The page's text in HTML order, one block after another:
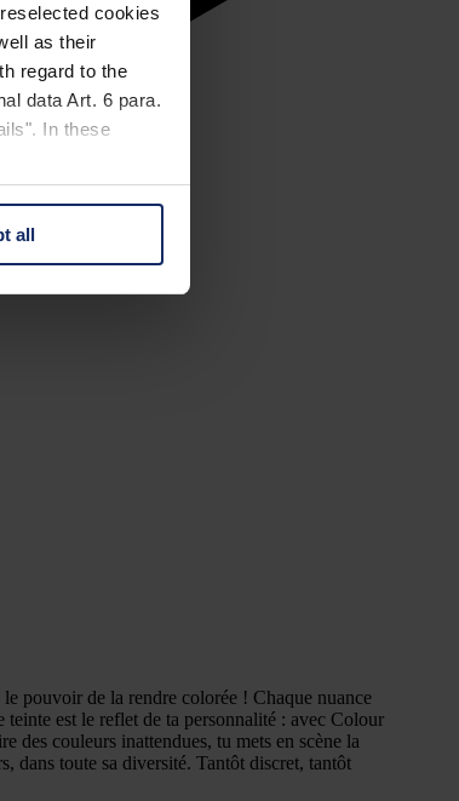
cookies
as their
regard to the
data Art. 6 para.
In these
mind by clicking
all
pouvoir de la rendre colorée ! Chaque nuance
teinte est le reflet de ta personnalité : avec Colour
des couleurs inattendues, tu mets en scène la
dans toute sa diversité. Tantôt discret, tantôt